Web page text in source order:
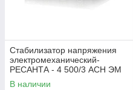
Стабилизатор напряжения
электромеханический-
РЕСАНТА - 4 500/3 АСН ЭМ
(380)
В наличии